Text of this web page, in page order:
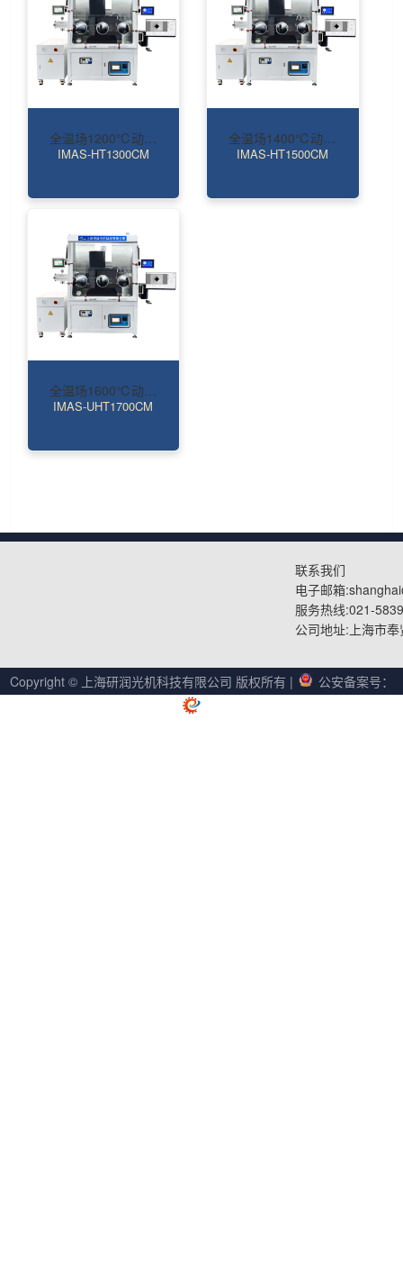
全温场1200℃动态表征高温压痕仪
IMAS-HT1300CM
全温场1400℃动态表征高温压痕仪
IMAS-HT1500CM
全温场1600℃动态表征超高温压痕
IMAS-UHT1700CM
联系我们
电子邮箱
服务热线:021-
公司地址:上海市
Copyright © 上海研润光机科技有限公司 版权所有 |
公安备案号：